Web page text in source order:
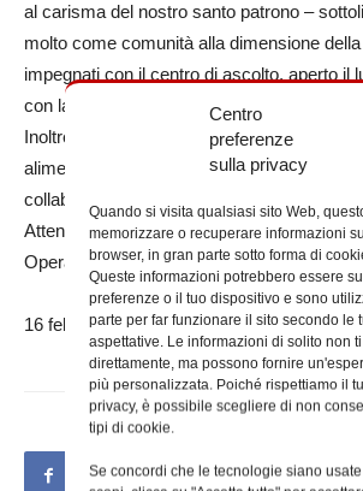
Centro
preferenze
sulla privacy
Quando si visita qualsiasi sito Web,
memorizzare o recuperare informazioni
browser, in gran parte sotto forma di
Queste informazioni potrebbero essere
preferenze o il tuo dispositivo e sono
parte per far funzionare il sito secondo le
aspettative. Le informazioni di solito non
direttamente, ma possono fornire
più personalizzata. Poiché rispettiamo il
privacy, è possibile scegliere di non
tipi di cookie.
Se concordi che le tecnologie siano
al carisma del nostro santo patrono –
molto come comunità alla dimensione
impegnati con il centro di ascolto, aperto il
con la distribuzione di pacchi viveri e di
Inoltre ciclicamente vengono organizzate
alimentari nei supermercati della zona e vi è
collaborazione con l’Emporio della
Attento alle esigenze dei più poveri lontani
Operazione Mato Grosso. (di Michela
16 febbraio 2025